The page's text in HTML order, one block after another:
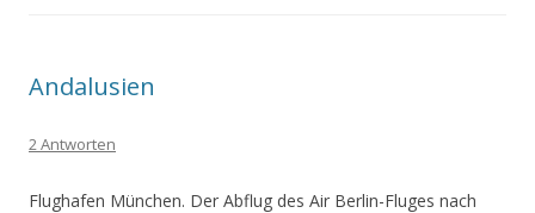
Andalusien
2 Antworten
Flughafen München. Der Abflug des Air Berlin-Fluges nach